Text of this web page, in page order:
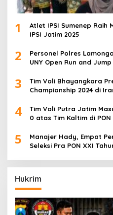
1
Atlet IPSI Sumenep Raih
IPSI Jatim 2025
2
Personel Polres
UNY Open Run and
3
Tim Voli Bhayangkara
Championship 2024 di
4
Tim Voli Putra Jatim
0 atas Tim Kaltim di PON
5
Manajer Hady, Empat
Seleksi Pra PON XXI
Hukrim